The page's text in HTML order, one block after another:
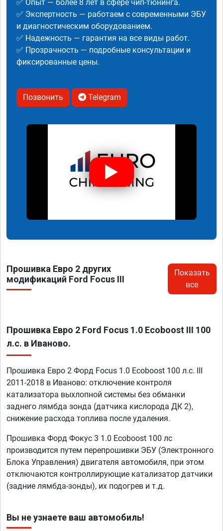
✅ Опыт — более 8 лет в сфере чип-тюнинга.
✅ Экспертность — работаем с современными ЭБУ
и диагностическим оборудованием.
✅ Надежность — гарантия на все виды работ.
✅ Прозрачность — подробные консультации и
фиксированные цены.
Позвонить Telegram
Прошивка Евро 2 других
модификаций Ford Focus III
Показать
все
Прошивка Евро 2 Ford Focus 1.0 Ecoboost III 100
л.с. в Иваново.
Прошивка Евро 2 Форд Focus 1.0 Ecoboost 100 л.с. III
2011-2018 в Иваново: отключение контроля
катализатора выхлопной системы без обманки
заднего лямбда зонда (датчика кислорода ДК 2),
снижение расхода топлива после удаления.
Прошивка Форд Фокус 3 1.0 Ecoboost 100 лс
производится путем перепрошивки ЭБУ (Электронного
Блока Управления) двигателя автомобиля, при этом
отключаются контроллирующие катализатор датчики
(задние лямбда-зонды), их подогрев и т.д.
Вы не узнаете ваш автомобиль!